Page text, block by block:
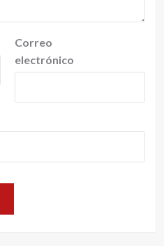
Correo
electrónico